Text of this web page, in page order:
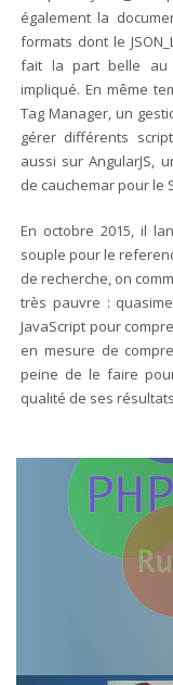
également la
formats dont le
fait la part belle au
impliqué. En même
Tag Manager, un
gérer différents
aussi sur AngularJS,
de cauchemar pour le
En octobre 2015, il
souple pour le
de recherche, on
très pauvre :
JavaScript pour
en mesure de
peine de le faire
qualité de ses